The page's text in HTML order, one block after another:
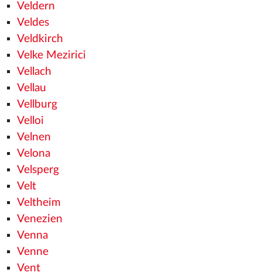
Veldern
Veldes
Veldkirch
Velke Mezirici
Vellach
Vellau
Vellburg
Velloi
Velnen
Velona
Velsperg
Velt
Veltheim
Venezien
Venna
Venne
Vent